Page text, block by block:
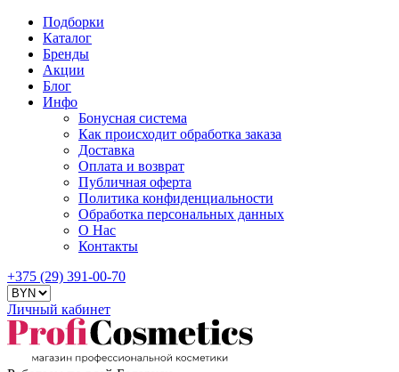
Подборки
Каталог
Бренды
Акции
Блог
Инфо
Бонусная система
Как происходит обработка заказа
Доставка
Оплата и возврат
Публичная оферта
Политика конфиденциальности
Обработка персональных данных
О Нас
Контакты
+375 (29) 391-00-70
Личный кабинет